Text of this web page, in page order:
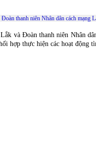
thanh niên Nhân dân cách mạng
và Đoàn thanh niên Nhân
hợp thực hiện các hoạt động